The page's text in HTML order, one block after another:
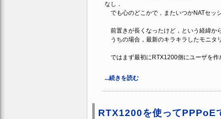
なし．
でも心のどこかで，またいつかNATセッ
前置きが長くなったけど，という経緯か
うちの場合，最新のキラキラしたモニタ
ではまず最初にRTX1200側にユーザを作
...続きを読む
RTX1200を使ってPPPoE